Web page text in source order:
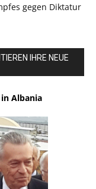
gegen Diktatur
IHRE NEUE
Albania